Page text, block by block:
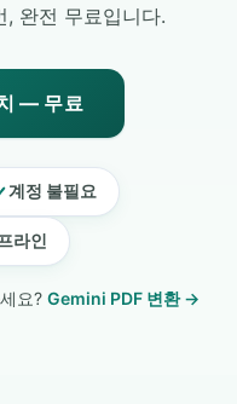
완전 무료입니다.
— 무료
계정 불필요
라인
요? Gemini PDF 변환 →